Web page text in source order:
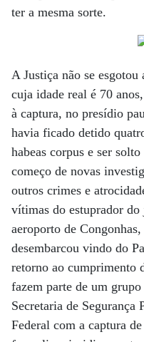
ter a mesma sorte.
A Justiça não se
cuja idade real é 70
à captura, no presídio
havia ficado detido
habeas corpus e ser
começo de novas
outros crimes e
vítimas do estuprador
aeroporto de
desembarcou vindo do
retorno ao cumprimento
fazem parte de um
Secretaria de Segurança
Federal com a captura